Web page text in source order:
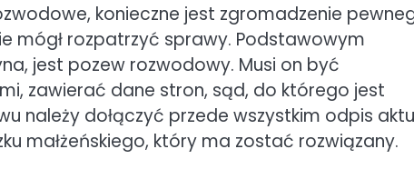
konieczne jest zgromadzenie
mógł rozpatrzyć sprawy. Podstawowym
jest pozew rozwodowy. Musi on być
zawierać dane stron, sąd, do którego jest
należy dołączyć przede wszystkim odpis aktu
małżeńskiego, który ma zostać rozwiązany.